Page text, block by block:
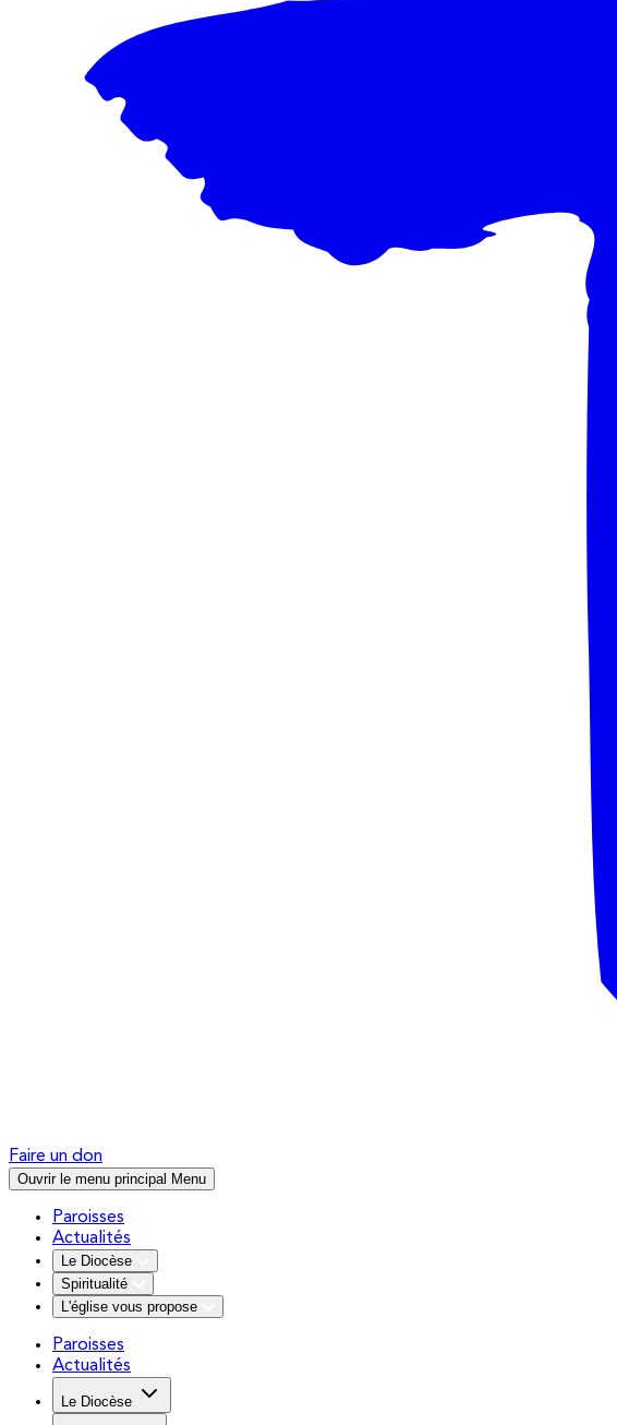
Faire un don
Ouvrir le menu principal Menu
Paroisses
Actualités
Le Diocèse
Spiritualité
L'église vous propose
Paroisses
Actualités
Le Diocèse